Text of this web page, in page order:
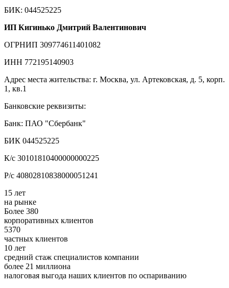
БИК: 044525225
ИП Кигинько Дмитрий Валентинович
ОГРНИП 309774611401082
ИНН 772195140903
Адрес места жительства: г. Москва, ул. Артековская, д. 5, корп.
1, кв.1
Банковские реквизиты:
Банк: ПАО "Сбербанк"
БИК 044525225
К/с 30101810400000000225
Р/с 40802810838000051241
15 лет
на рынке
Более 380
корпоративных клиентов
5370
частных клиентов
10 лет
средний стаж специалистов компании
более 21 миллиона
налоговая выгода наших клиентов по оспариванию